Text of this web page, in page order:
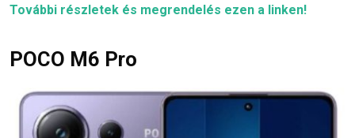
További részletek és megrendelés ezen a linken!
POCO M6 Pro